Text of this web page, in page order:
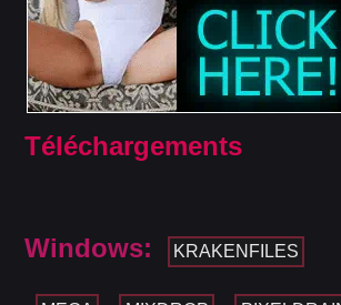
Téléchargements
Windows: KRAKENFILES